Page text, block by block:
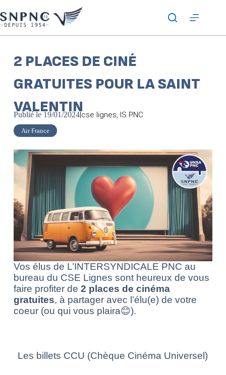
2 PLACES DE CINÉ
GRATUITES POUR LA SAINT
VALENTIN
Publié le 19/01/2024|cse lignes, IS PNC
Air France
Vos élus de L’INTERSYNDICALE PNC au
bureau du CSE Lignes sont heureux de vous
faire profiter de 2 places de cinéma
gratuites, à partager avec l’élu(e) de votre
coeur (ou qui vous plaira😊).
Les billets CCU (Chèque Cinéma Universel)